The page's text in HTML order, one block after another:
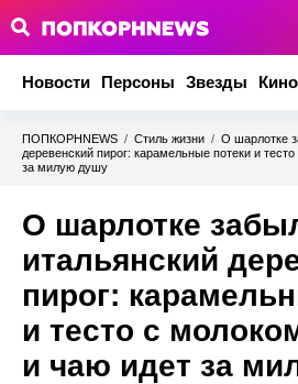
Новости Персоны Звезды Кино
ПОПКОРНNEWS / Стиль жизни / О шарлотке
деревенский пирог: карамельные потеки и
за милую душу
О шарлотке
итальянский
пирог:
и тесто с
и чаю идет за